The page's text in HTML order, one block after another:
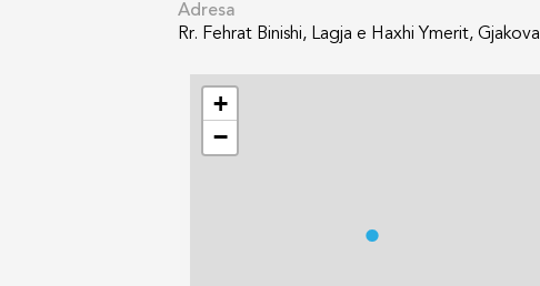
Adresa
Rr. Fehrat Binishi, Lagja e Haxhi Ymerit, Gjakova
+
−